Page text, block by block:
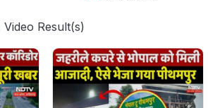
Result(s)